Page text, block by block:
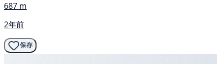
687 m
2年前
保存